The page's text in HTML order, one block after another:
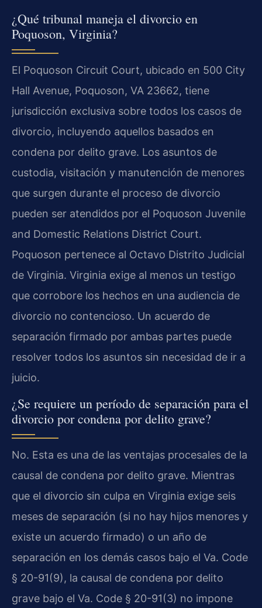
¿Qué tribunal maneja el divorcio en
Poquoson, Virginia?
El Poquoson Circuit Court, ubicado en 500 City
Hall Avenue, Poquoson, VA 23662, tiene
jurisdicción exclusiva sobre todos los casos de
divorcio, incluyendo aquellos basados en
condena por delito grave. Los asuntos de
custodia, visitación y manutención de menores
que surgen durante el proceso de divorcio
pueden ser atendidos por el Poquoson Juvenile
and Domestic Relations District Court.
Poquoson pertenece al Octavo Distrito Judicial
de Virginia. Virginia exige al menos un testigo
que corrobore los hechos en una audiencia de
divorcio no contencioso. Un acuerdo de
separación firmado por ambas partes puede
resolver todos los asuntos sin necesidad de ir a
juicio.
¿Se requiere un período de separación para el
divorcio por condena por delito grave?
No. Esta es una de las ventajas procesales de la
causal de condena por delito grave. Mientras
que el divorcio sin culpa en Virginia exige seis
meses de separación (si no hay hijos menores y
existe un acuerdo firmado) o un año de
separación en los demás casos bajo el Va. Code
§ 20-91(9), la causal de condena por delito
grave bajo el Va. Code § 20-91(3) no impone